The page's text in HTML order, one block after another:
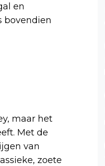
en
bovendien
maar het
Met de
van
zoete